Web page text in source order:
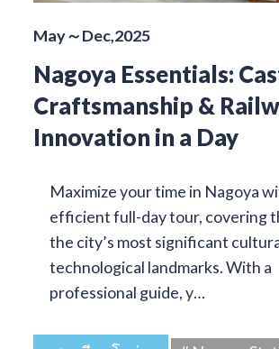
May～Dec,2025
Nagoya Essentials:
Craftsmanship &
Innovation in a Day
Maximize your time in Nagoya
efficient full-day tour, covering
the city’s most significant
technological landmarks. With a
professional guide, y…